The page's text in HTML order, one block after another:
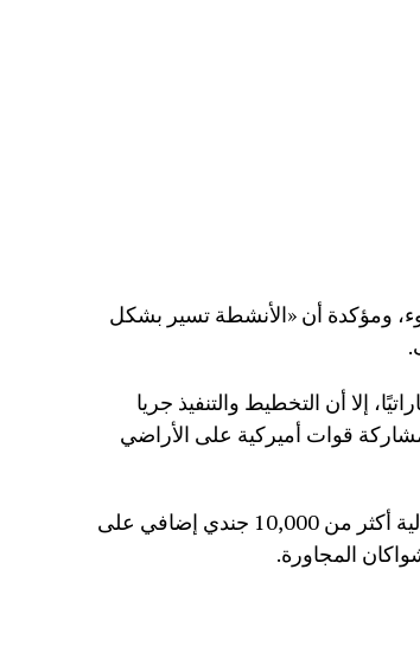
ومؤكدة أن «الأنشطة تسير بشكل
إلا أن التخطيط والتنفيذ جريا
قوات أميركية على الأراضي
وفي مواجهة أعمال انتقامية، نشرت الحكومة الفيدرالية أكثر من 10,000 جندي إضافي على
المجاورة.